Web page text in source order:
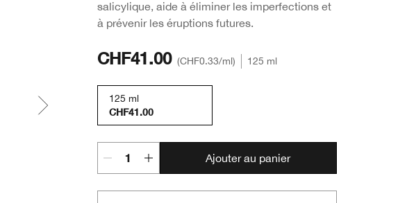
salicylique, aide à éliminer les imperfections et
à prévenir les éruptions futures.
CHF41.00 CHF0.33/ml 125 ml
125 ml
CHF41.00
Ajouter au panier